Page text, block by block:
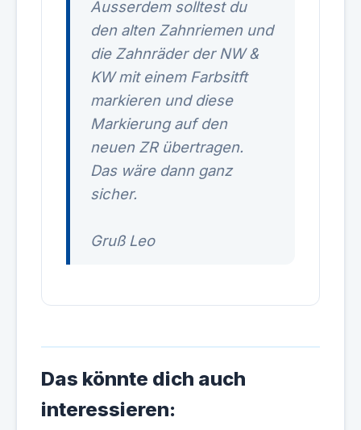
Ausserdem solltest du
den alten Zahnriemen und
die Zahnräder der NW &
KW mit einem Farbsitft
markieren und diese
Markierung auf den
neuen ZR übertragen.
Das wäre dann ganz
sicher.
Gruß Leo
Das könnte dich auch
interessieren: